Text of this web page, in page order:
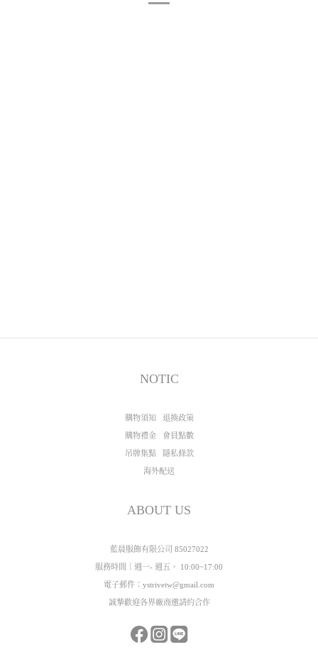
NOTIC
購物須知 退換政策
購物禮金 會員點數
吊牌集點 隱私條款
海外配送
ABOUT US
藍晨服飾有限公司 85027022
服務時間｜週一- 週五。 10:00~17:00
電子郵件：ystrivetw@gmail.com
誠摯歡迎各界廠商邀請約合作